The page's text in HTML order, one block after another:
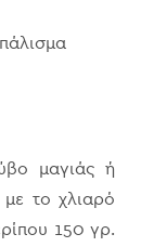
μαγιάς ή
το χλιαρό
150 γρ.